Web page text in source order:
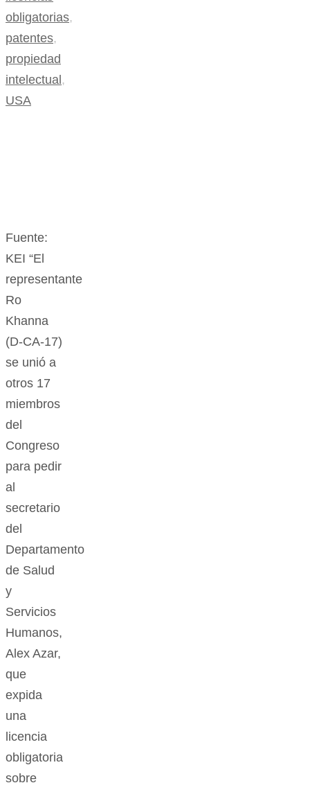
obligatorias,
patentes,
propiedad
intelectual ,
USA
Fuente:
KEI “El
representante
Ro
Khanna
(D-CA-17)
se unió a
otros 17
miembros
del
Congreso
para pedir
al
secretario
del
Departamento
de Salud
y
Servicios
Humanos,
Alex Azar,
que
expida
una
licencia
obligatoria
sobre